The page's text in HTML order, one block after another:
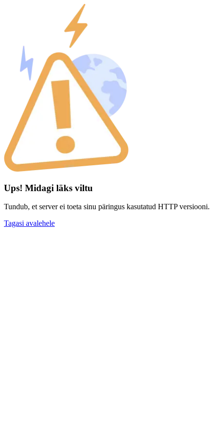
Ups! Midagi läks viltu
Tundub, et server ei toeta sinu päringus kasutatud HTTP versiooni.
Tagasi avalehele